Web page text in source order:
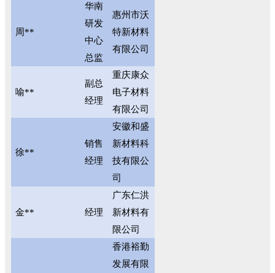
周**
华南
研发
中心
总监
惠州市沃
特新材料
有限公司
喻**
副总
经理
重庆康众
电子材料
有限公司
徐**
销售
经理
安徽和盛
新材料科
技有限公
司
金** 经理
广东仁洪
新材料有
限公司
香港裕勤
发展有限